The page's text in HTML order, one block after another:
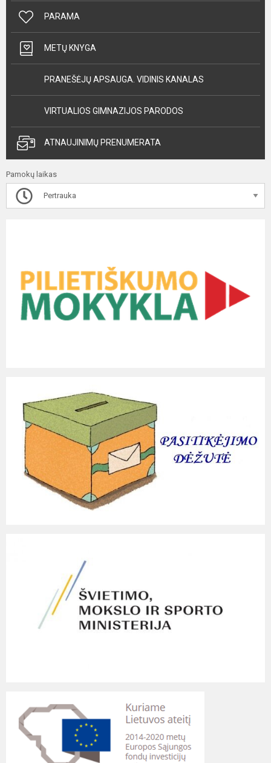
PARAMA
METŲ KNYGA
PRANEŠĖJŲ APSAUGA. VIDINIS KANALAS
VIRTUALIOS GIMNAZIJOS PARODOS
ATNAUJINIMŲ PRENUMERATA
Pamokų laikas
Pertrauka